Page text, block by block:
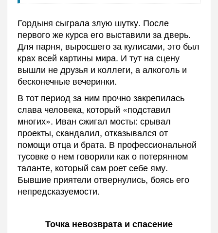
Гордыня сыграла злую шутку. После
первого же курса его выставили за дверь.
Для парня, выросшего за кулисами, это был
крах всей картины мира. И тут на сцену
вышли не друзья и коллеги, а алкоголь и
бесконечные вечеринки.
В тот период за ним прочно закрепилась
слава человека, который «подставил
многих». Иван сжигал мосты: срывал
проекты, скандалил, отказывался от
помощи отца и брата. В профессиональной
тусовке о нем говорили как о потерянном
таланте, который сам роет себе яму.
Бывшие приятели отвернулись, боясь его
непредсказуемости.
Точка невозврата и спасение